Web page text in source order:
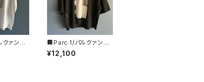
クァン■
トソー■1
■Parc.1/パルクァン■
ペイントフォイルTee■
107-076121
¥12,100